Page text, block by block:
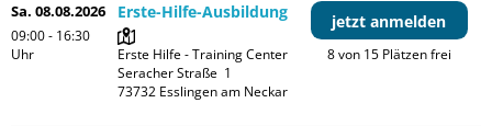
Sa. 08.08.2026
09:00 - 16:30
Uhr
Erste-Hilfe-Ausbildung
Erste Hilfe - Training Center
Seracher Straße  1
jetzt anmelden
8 von 15 Plätzen frei